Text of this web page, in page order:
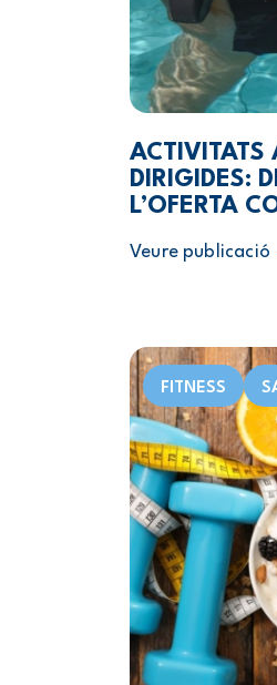
ACTIVITATS
DIRIGIDES:
L’OFERTA
Veure publicació
FITNESS